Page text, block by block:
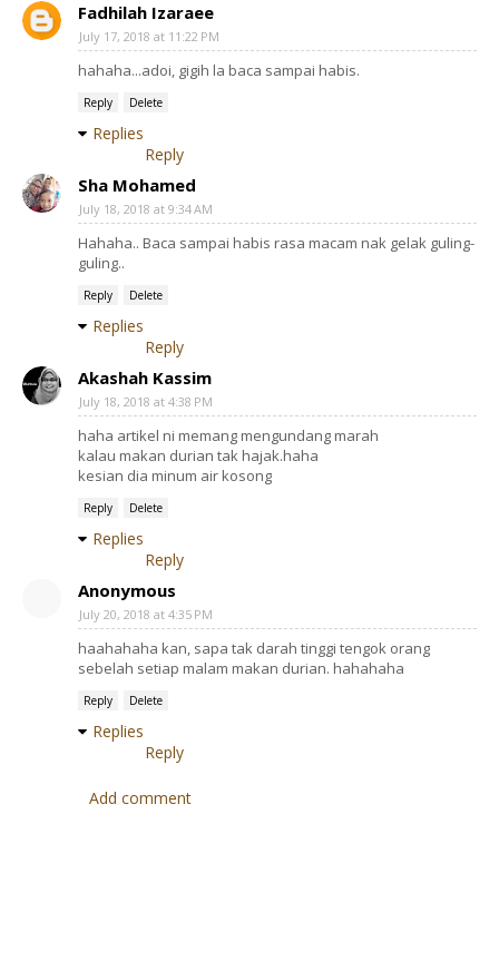
Fadhilah Izaraee
July 17, 2018 at 11:22 PM
hahaha...adoi, gigih la baca sampai habis.
Reply Delete
Replies
Reply
Sha Mohamed
July 18, 2018 at 9:34 AM
Hahaha.. Baca sampai habis rasa macam nak gelak guling-
guling..
Reply Delete
Replies
Reply
Akashah Kassim
July 18, 2018 at 4:38 PM
haha artikel ni memang mengundang marah
kalau makan durian tak hajak.haha
kesian dia minum air kosong
Reply Delete
Replies
Reply
Anonymous
July 20, 2018 at 4:35 PM
haahahaha kan, sapa tak darah tinggi tengok orang
sebelah setiap malam makan durian. hahahaha
Reply Delete
Replies
Reply
Add comment